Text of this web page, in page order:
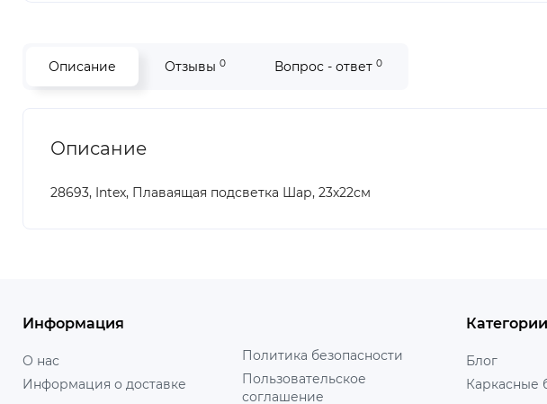
Описание Отзывы 0 Вопрос - ответ 0
Описание
28693, Intex, Плаваящая подсветка Шар, 23х22см
Информация
О нас
Информация о доставке
Политика безопасности
Пользовательское
соглашение
Категории
Блог
Каркасные